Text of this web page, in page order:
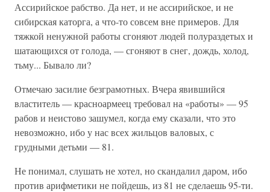
Ассирийское рабство. Да нет, и не ассирийское, и не
сибирская каторга, а что-то совсем вне примеров. Для
тяжкой ненужной работы сгоняют людей полураздетых и
шатающихся от голода, — сгоняют в снег, дождь, холод,
тьму... Бывало ли?
Отмечаю засилие безграмотных. Вчера явившийся
властитель — красноармеец требовал на «работы» — 95
рабов и неистово зашумел, когда ему сказали, что это
невозможно, ибо у нас всех жильцов валовых, с
грудными детьми — 81.
Не понимал, слушать не хотел, но скандалил даром, ибо
против арифметики не пойдешь, из 81 не сделаешь 95-ти.